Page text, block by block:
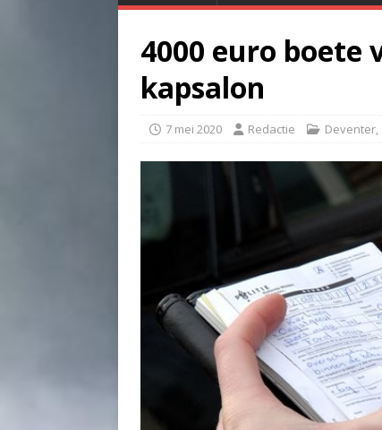
4000 euro boete
kapsalon
7 mei 2020 Redactie Deventer,